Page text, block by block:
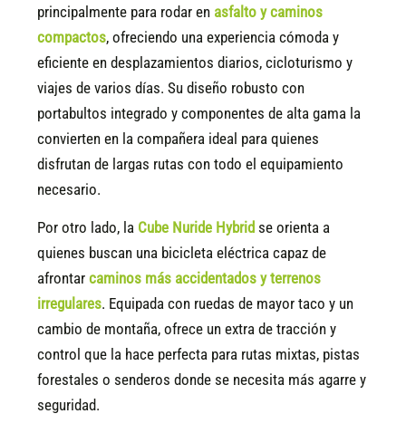
principalmente para rodar en asfalto y caminos
compactos, ofreciendo una experiencia cómoda y
eficiente en desplazamientos diarios, cicloturismo y
viajes de varios días. Su diseño robusto con
portabultos integrado y componentes de alta gama la
convierten en la compañera ideal para quienes
disfrutan de largas rutas con todo el equipamiento
necesario.
Por otro lado, la Cube Nuride Hybrid se orienta a
quienes buscan una bicicleta eléctrica capaz de
afrontarcaminos más accidentados y terrenos
irregulares. Equipada con ruedas de mayor taco y un
cambio de montaña, ofrece un extra de tracción y
control que la hace perfecta para rutas mixtas, pistas
forestales o senderos donde se necesita más agarre y
seguridad.